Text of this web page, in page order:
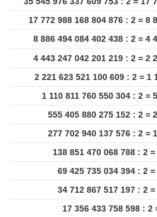
17 772 988 168 804 876 : 2 = 8
8 886 494 084 402 438 : 2 = 4
4 443 247 042 201 219 : 2 = 2
2 221 623 521 100 609 : 2 = 1
1 110 811 760 550 304 : 2 =
555 405 880 275 152 : 2 =
277 702 940 137 576 : 2 =
138 851 470 068 788 : 2
69 425 735 034 394 : 2
34 712 867 517 197 : 2
17 356 433 758 598 : 2